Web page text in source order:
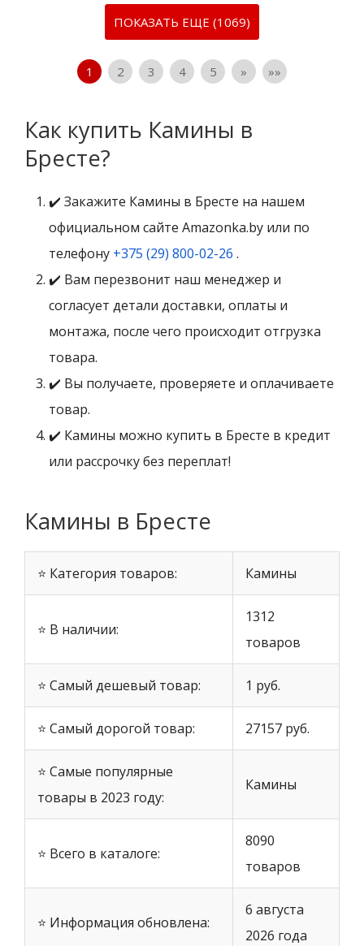
ПОКАЗАТЬ ЕЩЕ (1069)
1 2 3 4 5 » »»
Как купить Камины в
Бресте?
✔️ Закажите Камины в Бресте на нашем
официальном сайте Amazonka.by или по
телефону +375 (29) 800-02-26 .
✔️ Вам перезвонит наш менеджер и
согласует детали доставки, оплаты и
монтажа, после чего происходит отгрузка
товара.
✔️ Вы получаете, проверяете и оплачиваете
товар.
✔️ Камины можно купить в Бресте в кредит
или рассрочку без переплат!
Камины в Бресте
⭐ Категория товаров: Камины
⭐ В наличии:
1312
товаров
⭐ Самый дешевый товар: 1 руб.
⭐ Самый дорогой товар: 27157 руб.
⭐ Самые популярные
товары в 2023 году:
Камины
⭐ Всего в каталоге:
8090
товаров
⭐ Информация обновлена:
6 августа
2026 года